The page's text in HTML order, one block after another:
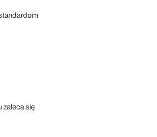
zaleca się